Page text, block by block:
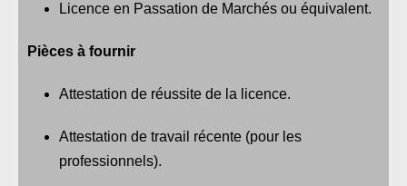
Licence en Passation de Marchés ou équivalent.
Pièces à fournir
Attestation de réussite de la licence.
Attestation de travail récente (pour les
professionnels).